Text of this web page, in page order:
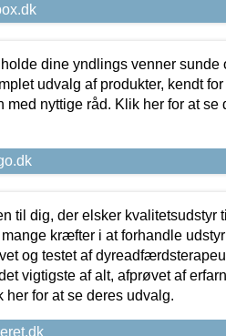
dine yndlings venner sunde
udvalg af produkter, kendt
med nyttige råd. Klik her for at se
til dig, der elsker kvalitetsudstyr
kræfter i at forhandle udstyr
og testet af
vigtigste af alt, afprøvet af
her for at se deres udvalg.